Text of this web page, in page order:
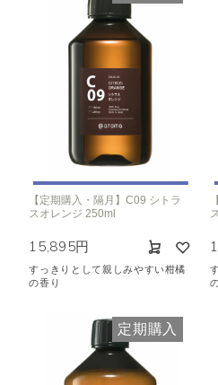
【定期購入・隔月】C09 シトラ
スオレンジ 250ml
15,895円
すっきりとして親しみやすい柑橘
の香り
定期購入